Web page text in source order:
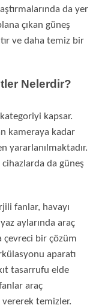
da yer
çıkan güneş
ve daha temiz bir
Nelerdir?
kapsar.
kameraya kadar
yararlanılmaktadır.
da güneş
fanlar, havayı
aylarında araç
çevreci bir çözüm
aparatı
tasarrufu elde
araç
vererek temizler.